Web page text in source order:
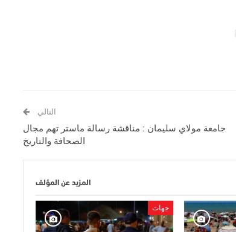
التالي
جامعة مولاي سليمان : مناقشة رسالة ماستر تهم مجال
الصحافة والتاريخ
المزيد عن المؤلف
جهات